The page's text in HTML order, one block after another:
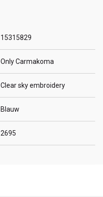
15315829
Only Carmakoma
Clear sky embroidery
Blauw
2695